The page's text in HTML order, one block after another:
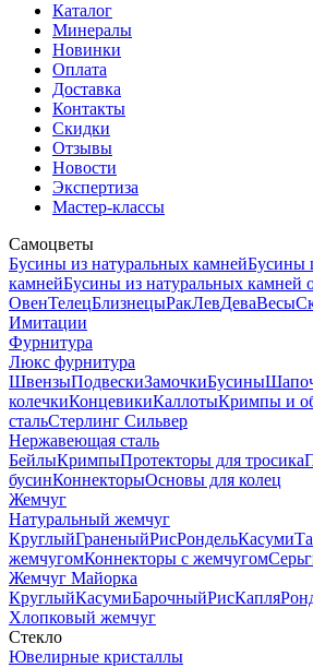
Каталог
Минералы
Новинки
Оплата
Доставка
Контакты
Скидки
Отзывы
Новости
Экспертиза
Мастер-классы
Самоцветы
Бусины из натуральных камнейБусины
камнейБусины из натуральных камней
ОвенТелецБлизнецыРакЛевДеваВесы
Имитации
Фурнитура
Люкс фурнитура
ШвензыПодвескиЗамочкиБусины
колечкиКонцевикиКаллотыКримпы и
стальСтерлинг Сильвер
Нержавеющая сталь
БейлыКримпыПротекторы для тросика
бусинКоннекторыОсновы для колец
Жемчуг
Натуральный жемчуг
КруглыйГраненыйРисРондельКасуми
жемчугомКоннекторы с жемчугом
Жемчуг Майорка
КруглыйКасумиБарочныйРисКапля
Хлопковый жемчуг
Стекло
Ювелирные кристаллы